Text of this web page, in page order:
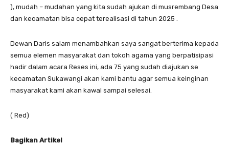
), mudah – mudahan yang kita sudah ajukan di musrembang Desa
dan kecamatan bisa cepat terealisasi di tahun 2025 .
Dewan Daris salam menambahkan saya sangat berterima kepada
semua elemen masyarakat dan tokoh agama yang berpatisipasi
hadir dalam acara Reses ini, ada 75 yang sudah diajukan se
kecamatan Sukawangi akan kami bantu agar semua keinginan
masyarakat kami akan kawal sampai selesai.
( Red)
Bagikan Artikel